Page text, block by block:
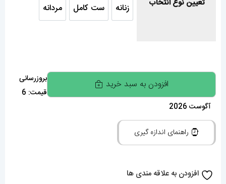
تعیین نوع انتخاب زنانه ست کامل
ست کامل مردانه
ساعت
ست
کارتیه
دومونت
بند
سورمه
افزودن به سبد خرید
بروزرسانی
قیمت: 6
آگوست 2026
راهنمای اندازه گیری
افزودن به علاقه مندی ها